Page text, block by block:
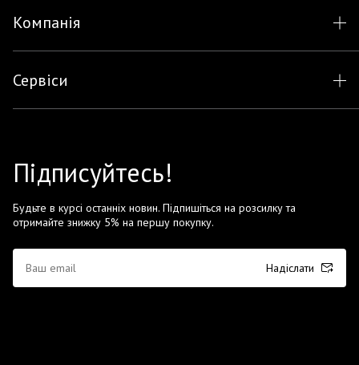
Компанія
Сервіси
Підписуйтесь!
Будьте в курсі останніх новин. Підпишіться на розсилку та
отримайте знижку 5% на першу покупку.
Надіслати